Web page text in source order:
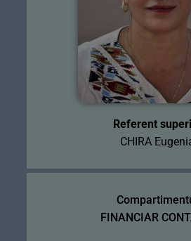
Referent
CHIRA
FINANCIAR